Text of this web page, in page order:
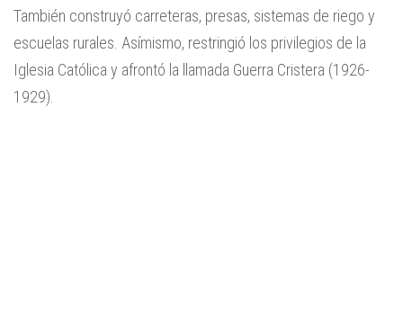
También construyó carreteras, presas, sistemas de riego y
escuelas rurales. Asímismo, restringió los privilegios de la
Iglesia Católica y afrontó la llamada Guerra Cristera (1926-
1929).